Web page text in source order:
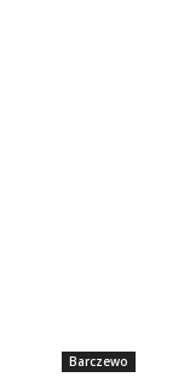
Barczewo